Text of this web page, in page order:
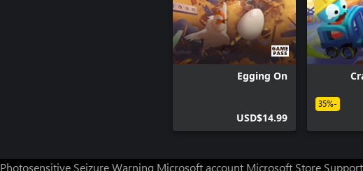
-35%
Egging On
USD$14.99
Photosensitive Seizure Warning Microsoft account Microsoft Store Support